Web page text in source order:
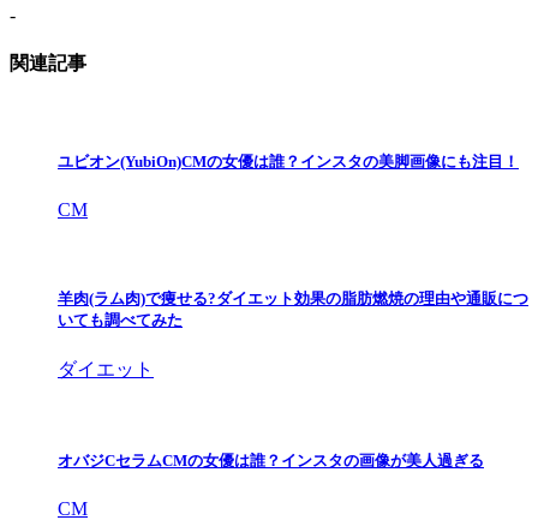
-
関連記事
ユビオン(YubiOn)CMの女優は誰？インスタの美脚画像にも注目！
CM
羊肉(ラム肉)で痩せる?ダイエット効果の脂肪燃焼の理由や通販につ
いても調べてみた
ダイエット
オバジCセラムCMの女優は誰？インスタの画像が美人過ぎる
CM